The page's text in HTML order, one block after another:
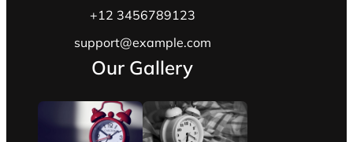
+12 3456789123
support@example.com
Our Gallery